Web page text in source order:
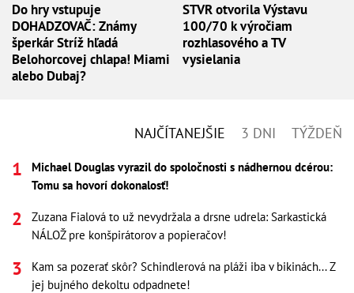
Do hry vstupuje
DOHADZOVAČ: Známy
šperkár Stríž hľadá
Belohorcovej chlapa! Miami
alebo Dubaj?
STVR otvorila Výstavu
100/70 k výročiam
rozhlasového a TV
vysielania
NAJČÍTANEJŠIE 3 DNI TÝŽDEŇ
Michael Douglas vyrazil do spoločnosti s nádhernou dcérou:
Tomu sa hovorí dokonalosť!
Zuzana Fialová to už nevydržala a drsne udrela: Sarkastická
NÁLOŽ pre konšpirátorov a popieračov!
Kam sa pozerať skôr? Schindlerová na pláži iba v bikinách... Z
jej bujného dekoltu odpadnete!